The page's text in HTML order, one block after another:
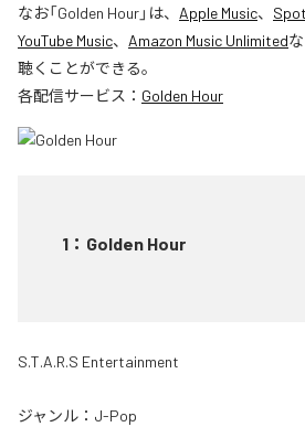
なお「Golden Hour」は、 Apple Music、
YouTube Music、 Amazon Music Unlimited
聴くことができる。
各配信サービス： Golden Hour
1 ： Golden Hour
S.T.A.R.S Entertainment
ジャンル： J-Pop